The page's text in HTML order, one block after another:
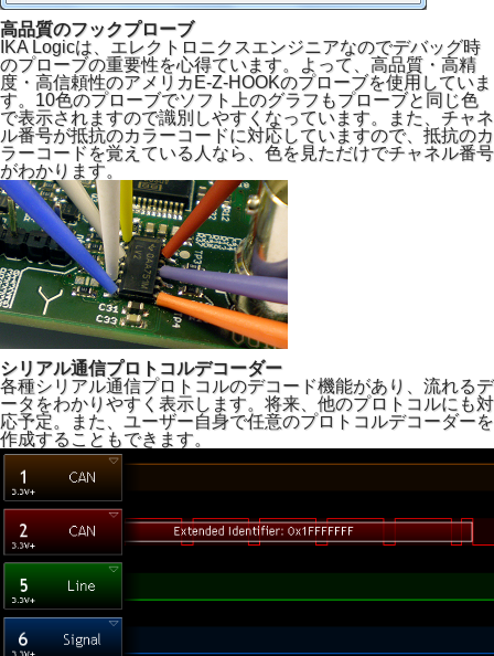
高品質のフックプローブ
IKA Logicは、エレクトロニクスエンジニアなのでデバッグ時
のプローブの重要性を心得ています。よって、高品質・高精
度・高信頼性のアメリカE-Z-HOOKのプローブを使用していま
す。10色のプローブでソフト上のグラフもプローブと同じ色
で表示されますので識別しやすくなっています。また、チャネ
ル番号が抵抗のカラーコードに対応していますので、抵抗のカ
ラーコードを覚えている人なら、色を見ただけでチャネル番号
がわかります。
シリアル通信プロトコルデコーダー
各種シリアル通信プロトコルのデコード機能があり、流れるデ
ータをわかりやすく表示します。将来、他のプロトコルにも対
応予定。また、ユーザー自身で任意のプロトコルデコーダーを
作成することもできます。